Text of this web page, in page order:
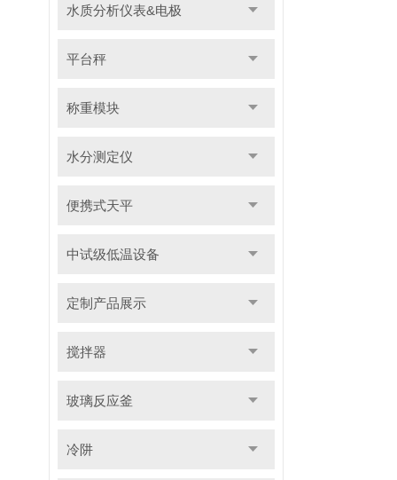
水质分析仪表&电极
平台秤
称重模块
水分测定仪
便携式天平
中试级低温设备
定制产品展示
搅拌器
玻璃反应釜
冷阱